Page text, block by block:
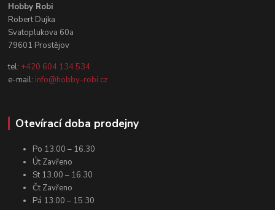
Hobby Robi
Robert Dujka
Svatoplukova 60a
79601 Prostějov
tel: +420 604 134 534
e-mail: info@hobby-robi.cz
Otevírací doba prodejny
Po 13.00 – 16.30
Út Zavřeno
St 13.00 – 16.30
Čt Zavřeno
Pá 13.00 – 15.30